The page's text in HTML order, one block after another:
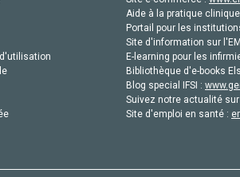
Aide à la pratique
Portail pour les
Site d'information sur
E-learning pour les
Bibliothèque d'e-books
Blog special IFSI :
Suivez notre actualité
Site d'emploi en santé :